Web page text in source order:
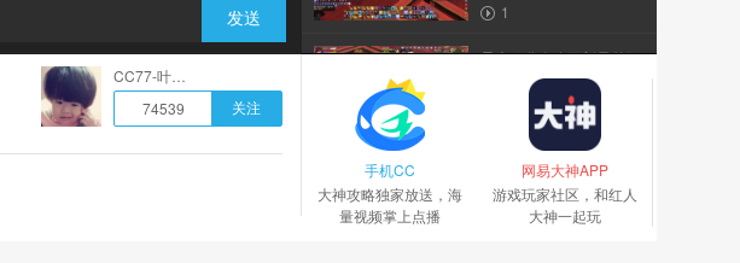
发送 1
星光积分今晚更新兄弟们
记得过12点领取喔 第7段
星光积分今晚更新兄弟们
记得过12点领取喔 第6段
74539
关注
手机CC
大神攻略独家放送，海
量视频掌上点播
网易大神APP
游戏玩家社区，和红人
大神一起玩